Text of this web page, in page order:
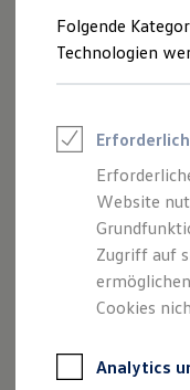
Leasing
Finanzierung
Kfz-
brenzlige
automatisch je nach
Fenster
optimieren.
Die
fixieren.
Die
Folgende
Technologien
Website
Zugriff auf
Cookies
Analytics